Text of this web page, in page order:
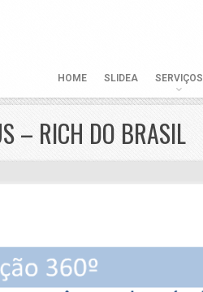
HOME SLIDEA SERVIÇOS
– RICH DO BRASIL